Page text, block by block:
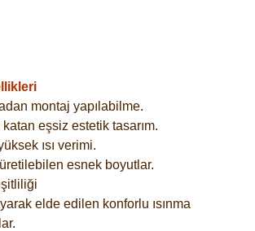
montaj yapılabilme.
eşsiz estetik tasarım.
ısı verimi.
esnek boyutlar.
elde edilen konforlu ısınma